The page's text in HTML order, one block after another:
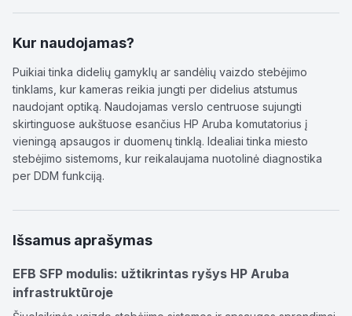
Kur naudojamas?
Puikiai tinka didelių gamyklų ar sandėlių vaizdo stebėjimo
tinklams, kur kameras reikia jungti per didelius atstumus
naudojant optiką. Naudojamas verslo centruose sujungti
skirtinguose aukštuose esančius HP Aruba komutatorius į
vieningą apsaugos ir duomenų tinklą. Idealiai tinka miesto
stebėjimo sistemoms, kur reikalaujama nuotolinė diagnostika
per DDM funkciją.
Išsamus aprašymas
EFB SFP modulis: užtikrintas ryšys HP Aruba
infrastruktūroje